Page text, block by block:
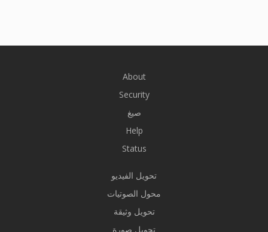
About
Security
صيغ
Help
Status
تحويل الفيديو
محول الصوتيات
تحويل وثيقة
تحويل صورة